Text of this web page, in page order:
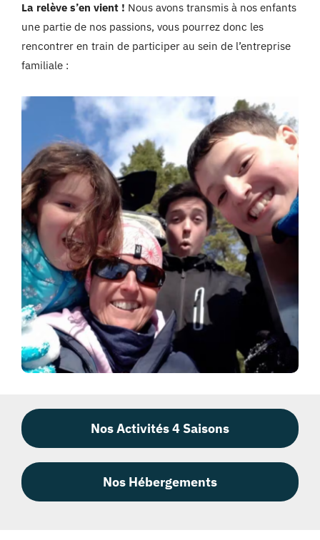
La relève s’en vient ! Nous avons transmis à nos enfants
une partie de nos passions, vous pourrez donc les
rencontrer en train de participer au sein de l’entreprise
familiale :
Nos Activités 4 Saisons
Nos Hébergements